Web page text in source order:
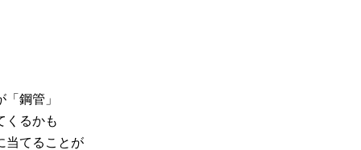
鋼管」
くるかも
当てることが